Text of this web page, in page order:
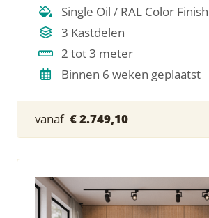
Single Oil / RAL Color Finish
3 Kastdelen
2 tot 3 meter
Binnen 6 weken geplaatst
vanaf € 2.749,10